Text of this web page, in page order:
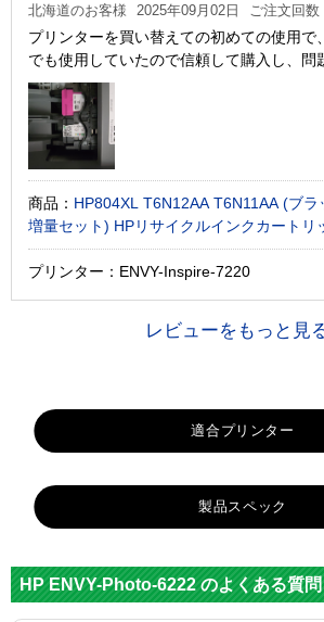
北海道のお客様 2025年09月02日 ご注文回数
プリンターを買い替えての初めての使用で
でも使用していたので信頼して購入し、問
商品： HP804XL T6N12AA T6N11AA (ブラ
増量セット) HPリサイクルインクカートリ
プリンター：ENVY-Inspire-7220
レビューをもっと見
製品スペック
メーカー
hp
対応
HP ENVY-Photo-6222 のよくある質問